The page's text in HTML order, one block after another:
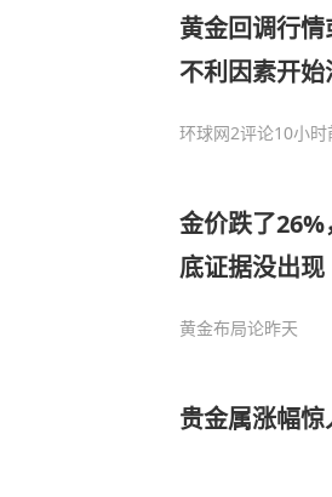
黄金回调行
不利因素开始
环球网2评论10小时
金价跌了
底证据没出现
黄金布局论昨天
贵金属涨幅